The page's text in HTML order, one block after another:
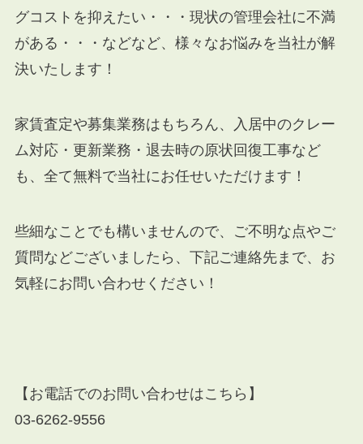
グコストを抑えたい・・・現状の管理会社に不満
がある・・・などなど、様々なお悩みを当社が解
決いたします！
家賃査定や募集業務はもちろん、入居中のクレー
ム対応・更新業務・退去時の原状回復工事など
も、全て無料で当社にお任せいただけます！
些細なことでも構いませんので、ご不明な点やご
質問などございましたら、下記ご連絡先まで、お
気軽にお問い合わせください！
【お電話でのお問い合わせはこちら】
03-6262-9556